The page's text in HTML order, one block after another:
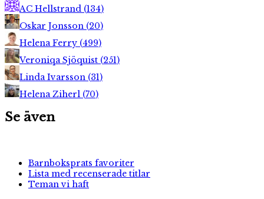
AC Hellstrand (134)
Oskar Jonsson (20)
Helena Ferry (499)
Veroniqa Sjöquist (251)
Linda Ivarsson (31)
Helena Ziherl (70)
Se även
Barnboksprats favoriter
Lista med recenserade titlar
Teman vi haft